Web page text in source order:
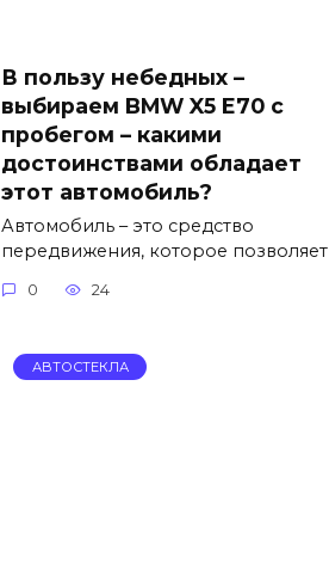
В пользу небедных –
выбираем BMW X5 E70 с
пробегом – какими
достоинствами обладает
этот автомобиль?
Автомобиль – это средство
передвижения, которое позволяет
0 24
АВТОСТЕКЛА